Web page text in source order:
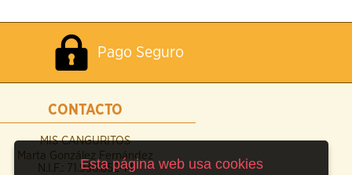
Pago Seguro
CONTACTO
MIS CANGURITOS
Marta González Fernández
N.I.F.: 71.936.852-M
Esta página web usa cookies